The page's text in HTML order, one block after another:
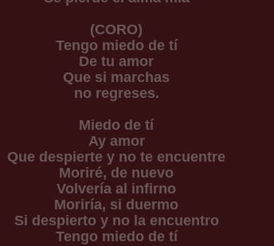
(CORO)
Tengo miedo de tí
De tu amor
Que si marchas
no regreses.
Miedo de tí
Ay amor
Que despierte y no te encuentre
Moriré, de nuevo
Volvería al infirno
Moriría, si duermo
Si despierto y no la encuentro
Tengo miedo de tí